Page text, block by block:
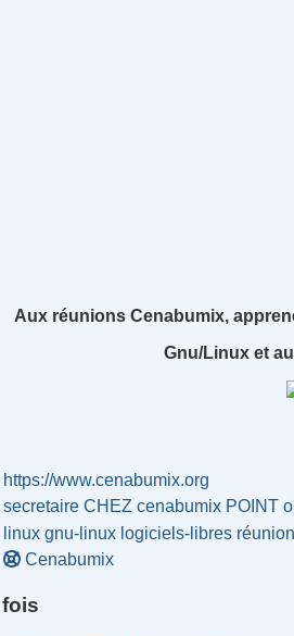
Aux réunions Cenabumix,
Gnu/Linux et
https://www.cenabumix.org
secretaire CHEZ cenabumix POINT
linux gnu-linux logiciels-libres réunion
Cenabumix